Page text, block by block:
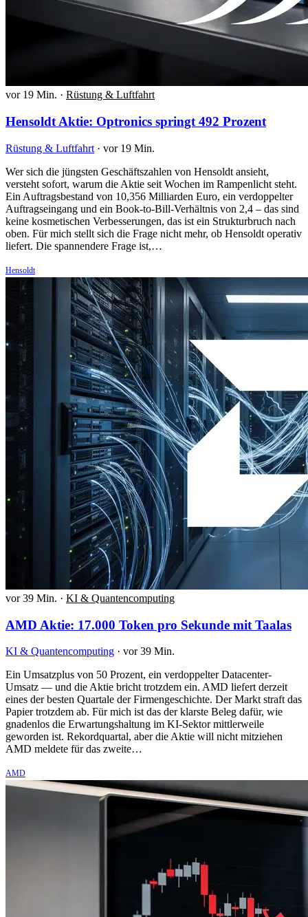
vor 19 Min. · Rüstung & Luftfahrt
Hensoldt Aktie: Optronics springt 492 Prozent
Rüstung & Luftfahrt · vor 19 Min.
Wer sich die jüngsten Geschäftszahlen von Hensoldt ansieht,
versteht sofort, warum die Aktie seit Wochen im Rampenlicht steht.
Ein Auftragsbestand von 10,356 Milliarden Euro, ein verdoppelter
Auftragseingang und ein Book-to-Bill-Verhältnis von 2,4 – das sind
keine kosmetischen Verbesserungen, das ist ein Strukturbruch nach
oben. Für mich stellt sich die Frage nicht mehr, ob Hensoldt operativ
liefert. Die spannendere Frage ist,…
Hensoldt
vor 39 Min. · KI & Quantencomputing
AMD Aktie: 17.000 Token pro Sekunde mit Taalas
KI & Quantencomputing · vor 39 Min.
Ein Umsatzplus von 50 Prozent, ein verdoppelter Datacenter-
Umsatz — und die Aktie bricht trotzdem ein. AMD liefert derzeit
eines der besten Quartale der Firmengeschichte. Der Markt straft das
Papier trotzdem ab. Für mich ist das der klarste Beleg dafür, wie
gnadenlos die Erwartungshaltung im KI-Sektor mittlerweile
geworden ist. Rekordquartal, aber die Aktie will nicht mitziehen
AMD meldete für das zweite…
AMD